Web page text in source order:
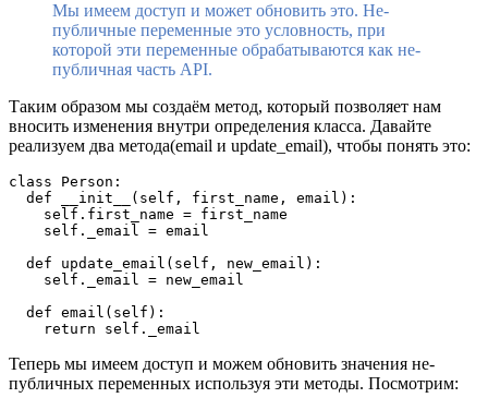
Мы имеем доступ и может обновить это. Не-
публичные переменные это условность, при
которой эти переменные обрабатываются как не-
публичная часть API.
Таким образом мы создаём метод, который позволяет нам
вносить изменения внутри определения класса. Давайте
реализуем два метода(email и update_email), чтобы понять это:
class Person:
  def __init__(self, first_name, email):
    self.first_name = first_name
    self._email = email
  def update_email(self, new_email):
    self._email = new_email
  def email(self):
Теперь мы имеем доступ и можем обновить значения не-
публичных переменных используя эти методы. Посмотрим: